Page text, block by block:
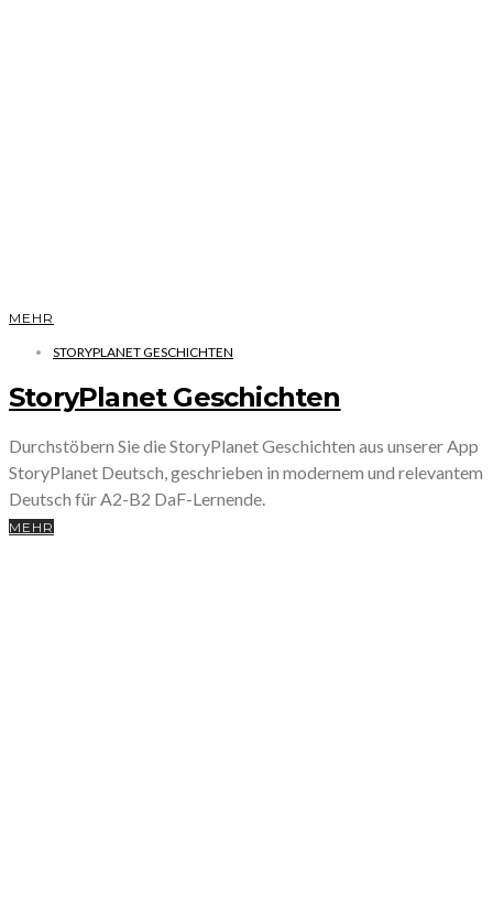
MEHR
STORYPLANET GESCHICHTEN
StoryPlanet Geschichten
Durchstöbern Sie die StoryPlanet Geschichten aus unserer App
StoryPlanet Deutsch, geschrieben in modernem und relevantem
Deutsch für A2-B2 DaF-Lernende.
MEHR